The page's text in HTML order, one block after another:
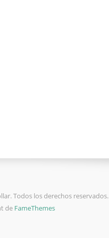
Todos los derechos reservados.
de FameThemes